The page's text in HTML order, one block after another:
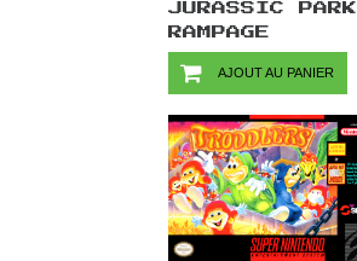
JURASSIC PARK
RAMPAGE
AJOUT AU PANIER